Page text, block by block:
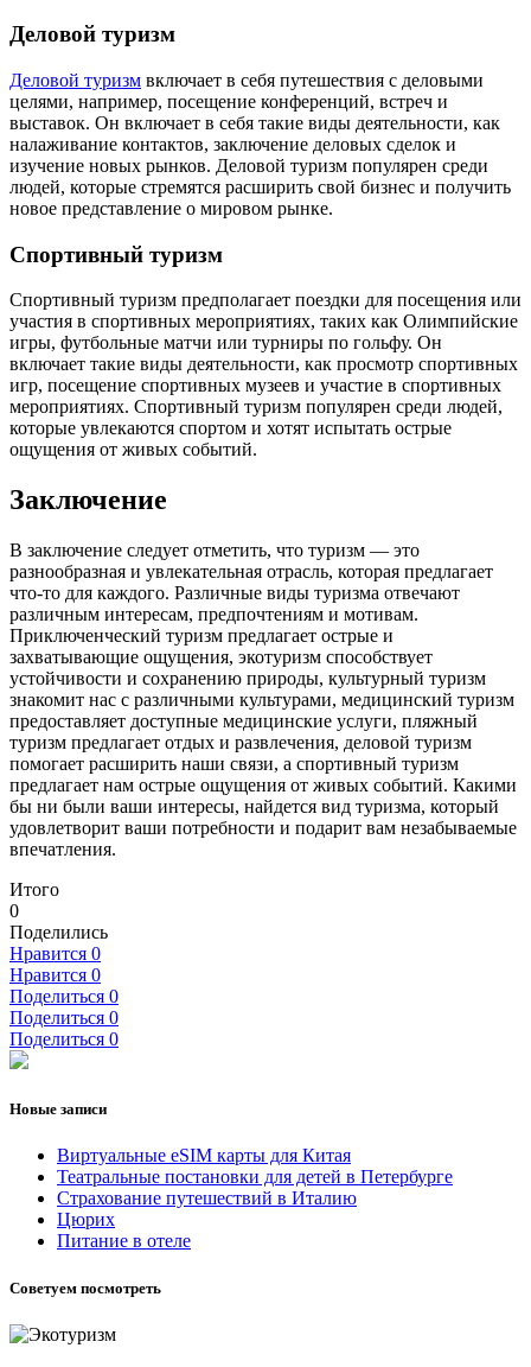
Деловой туризм
Деловой туризм включает в себя путешествия с деловыми
целями, например, посещение конференций, встреч и
выставок. Он включает в себя такие виды деятельности, как
налаживание контактов, заключение деловых сделок и
изучение новых рынков. Деловой туризм популярен среди
людей, которые стремятся расширить свой бизнес и получить
новое представление о мировом рынке.
Спортивный туризм
Спортивный туризм предполагает поездки для посещения или
участия в спортивных мероприятиях, таких как Олимпийские
игры, футбольные матчи или турниры по гольфу. Он
включает такие виды деятельности, как просмотр спортивных
игр, посещение спортивных музеев и участие в спортивных
мероприятиях. Спортивный туризм популярен среди людей,
которые увлекаются спортом и хотят испытать острые
ощущения от живых событий.
Заключение
В заключение следует отметить, что туризм — это
разнообразная и увлекательная отрасль, которая предлагает
что-то для каждого. Различные виды туризма отвечают
различным интересам, предпочтениям и мотивам.
Приключенческий туризм предлагает острые и
захватывающие ощущения, экотуризм способствует
устойчивости и сохранению природы, культурный туризм
знакомит нас с различными культурами, медицинский туризм
предоставляет доступные медицинские услуги, пляжный
туризм предлагает отдых и развлечения, деловой туризм
помогает расширить наши связи, а спортивный туризм
предлагает нам острые ощущения от живых событий. Какими
бы ни были ваши интересы, найдется вид туризма, который
удовлетворит ваши потребности и подарит вам незабываемые
впечатления.
Итого
0
Поделились
Нравится 0
Нравится 0
Поделиться 0
Поделиться 0
Поделиться 0
Новые записи
Виртуальные eSIM карты для Китая
Театральные постановки для детей в Петербурге
Страхование путешествий в Италию
Цюрих
Питание в отеле
Советуем посмотреть